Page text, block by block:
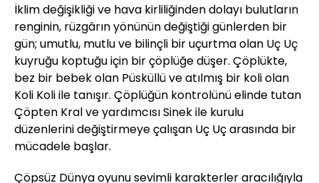
İklim değişikliği ve hava kirliliğinden dolayı bulutların
renginin, rüzgârın yönünün değiştiği günlerden bir
gün; umutlu, mutlu ve bilinçli bir uçurtma olan Uç Uç
kuyruğu koptuğu için bir çöplüğe düşer. Çöplükte,
bez bir bebek olan Püsküllü ve atılmış bir koli olan
Koli Koli ile tanışır. Çöplüğün kontrolünü elinde tutan
Çöpten Kral ve yardımcısı Sinek ile kurulu
düzenlerini değiştirmeye çalışan Uç Uç arasında bir
mücadele başlar.
Çöpsüz Dünya oyunu sevimli karakterler aracılığıyla